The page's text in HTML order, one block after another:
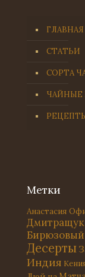
ГЛАВНАЯ
СТАТЬИ
СОРТА
ЧАЙНЫЕ
Метки
Анастасия
Дмитращук
Десерты
Индия